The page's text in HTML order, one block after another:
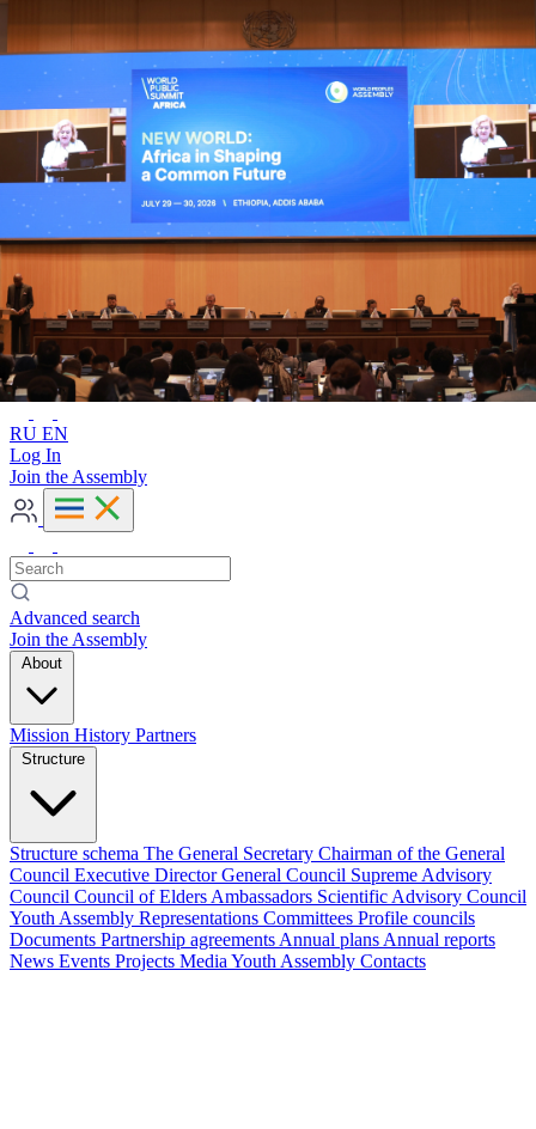
Advanced search
RU
EN
RU EN
Log In
Join the Assembly
Advanced search
Join the Assembly
About
Mission History Partners
Structure
Structure schema The General Secretary Chairman of the General
Council Executive DirectorGeneral Council Supreme Advisory
Council Council of Elders Ambassadors Scientific Advisory Council
Youth Assembly Representations Committees Profile councils
Documents Partnership agreements Annual plans Annual reports
News Events Projects Media Youth Assembly Contacts